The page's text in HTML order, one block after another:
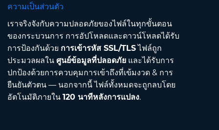
ความเป็นส่วนตัว
เราจริงจังกับความปลอดภัยของไฟล์ในทุกขั้นตอน
ของกระบวนการ การอัปโหลดและดาวน์โหลดได้รับ
การป้องกันด้วย การเข้ารหัส SSL/TLSไฟล์ถูก
ประมวลผลใน ศูนย์ข้อมูลที่ปลอดภัย และได้รับการ
ปกป้องด้วยการควบคุมการเข้าถึงที่เข้มงวด & การ
ยืนยันตัวตน — นอกจากนี้ ไฟล์ทั้งหมดจะถูกลบโดย
อัตโนมัติภายใน 120 นาทีหลังการแปลง.